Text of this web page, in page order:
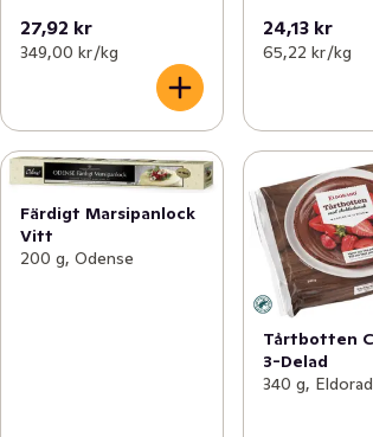
27,92 kr
349,00 kr /kg
24,13 kr
65,22 kr /kg
Färdigt Marsipanlock
Vitt
200 g, Odense
Tårtbotten
3-Delad
340 g,